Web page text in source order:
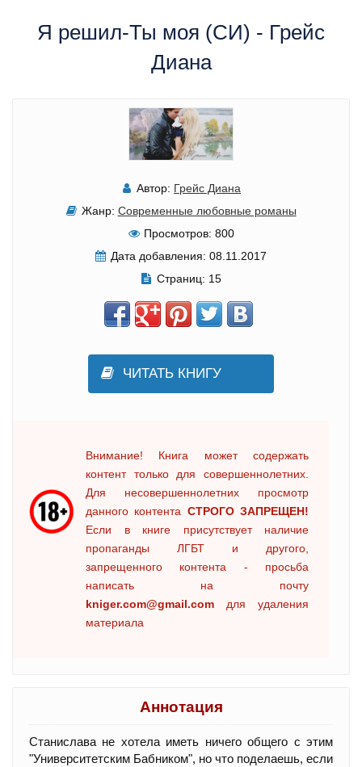
Я решил-Ты моя (СИ) - Грейс
Диана
Автор: Грейс Диана
Жанр: Современные любовные романы
Просмотров: 800
Дата добавления: 08.11.2017
Страниц: 15
ЧИТАТЬ КНИГУ
Внимание! Книга может содержать
контент только для совершеннолетних.
Для несовершеннолетних просмотр
данного контента СТРОГО ЗАПРЕЩЕН!
Если в книге присутствует наличие
пропаганды ЛГБТ и другого,
запрещенного контента - просьба
написать на почту
kniger.com@gmail.com для удаления
материала
Аннотация
Станислава не хотела иметь ничего общего с этим
"Университетским Бабником", но что поделаешь, если